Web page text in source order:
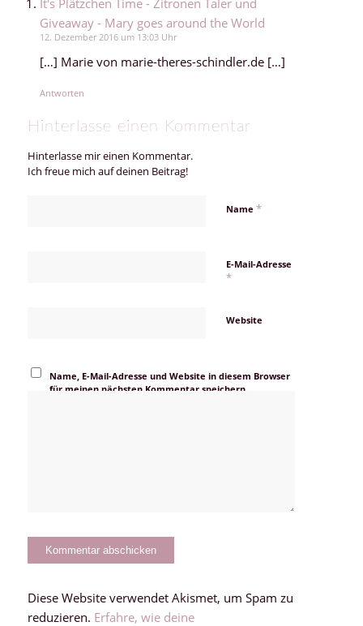
It's Plätzchen Time - Zitronen Taler und
Giveaway - Mary goes around the World
12. Dezember 2016 um 13:03 Uhr
[…] Marie von marie-theres-schindler.de […]
Antworten
Hinterlasse einen Kommentar
Hinterlasse mir einen Kommentar.
Ich freue mich auf deinen Beitrag!
Name *
E-Mail-Adresse
*
Website
Name, E-Mail-Adresse und Website in diesem Browser
für meinen nächsten Kommentar speichern.
Diese Website verwendet Akismet, um Spam zu
reduzieren. Erfahre, wie deine